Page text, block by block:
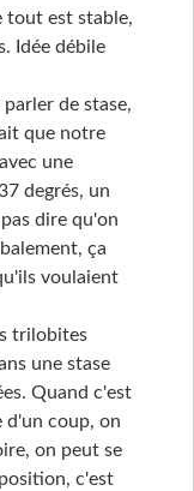
tout est stable,
Idée débile
de stase,
que notre
une
degrés, un
dire qu'on
ça
voulaient
trilobites
une stase
Quand c'est
d'un coup, on
on peut se
c'est